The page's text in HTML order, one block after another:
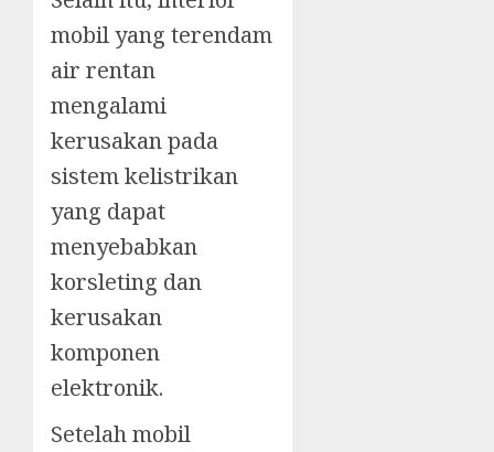
mobil yang terendam
air rentan
mengalami
kerusakan pada
sistem kelistrikan
yang dapat
menyebabkan
korsleting dan
kerusakan
komponen
elektronik.
Setelah mobil